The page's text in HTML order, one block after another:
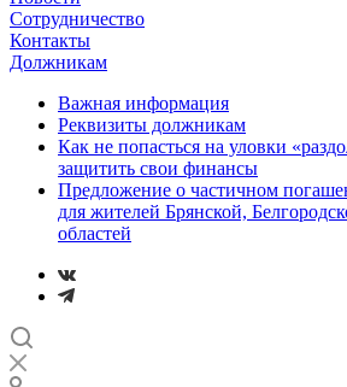
Сотрудничество
Контакты
Должникам
Важная информация
Реквизиты должникам
Как не попасться на уловки
защитить свои финансы
Предложение о частичном
для жителей Брянской,
областей